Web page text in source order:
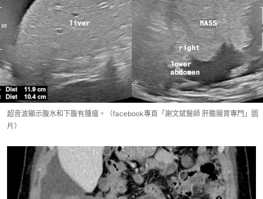
超音波顯示腹水和下腹有腫瘤。（facebook專頁「謝文斌醫師 肝膽腸胃專門」圖
片）